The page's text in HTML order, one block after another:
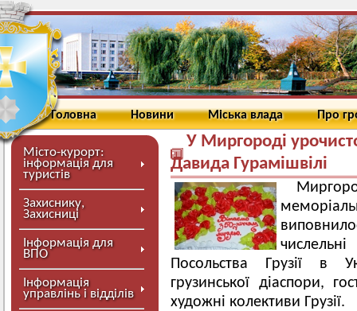
Головна Новини Міська влада Про
Місто-курорт:
інформація для
туристів
Захиснику,
Захисниці
Інформація для
ВПО
Інформація
управлінь і відділів
У Миргороді
Давида Гурамішвілі
Посольства Грузії в
грузинської діаспори,
художні колективи Грузії.